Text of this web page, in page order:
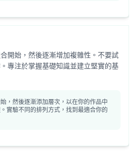
開始，然後逐漸增加複雜性。不要試
專注於掌握基礎知識並建立堅實的基
，然後逐漸添加層次，以在你的作品中
實驗不同的排列方式，找到最適合你的